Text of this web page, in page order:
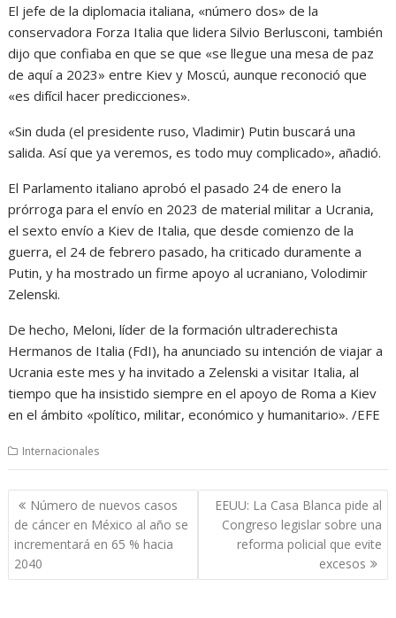
El jefe de la diplomacia italiana, «número dos» de la
conservadora Forza Italia que lidera Silvio Berlusconi, también
dijo que confiaba en que se que «se llegue una mesa de paz
de aquí a 2023» entre Kiev y Moscú, aunque reconoció que
«es difícil hacer predicciones».
«Sin duda (el presidente ruso, Vladimir) Putin buscará una
salida. Así que ya veremos, es todo muy complicado», añadió.
El Parlamento italiano aprobó el pasado 24 de enero la
prórroga para el envío en 2023 de material militar a Ucrania,
el sexto envío a Kiev de Italia, que desde comienzo de la
guerra, el 24 de febrero pasado, ha criticado duramente a
Putin, y ha mostrado un firme apoyo al ucraniano, Volodimir
Zelenski.
De hecho, Meloni, líder de la formación ultraderechista
Hermanos de Italia (FdI), ha anunciado su intención de viajar a
Ucrania este mes y ha invitado a Zelenski a visitar Italia, al
tiempo que ha insistido siempre en el apoyo de Roma a Kiev
en el ámbito «político, militar, económico y humanitario». /EFE
Internacionales
Navegación
de
entradas
Número de nuevos casos
de cáncer en México al año se
incrementará en 65 % hacia
2040
EEUU: La Casa Blanca pide al
Congreso legislar sobre una
reforma policial que evite
excesos